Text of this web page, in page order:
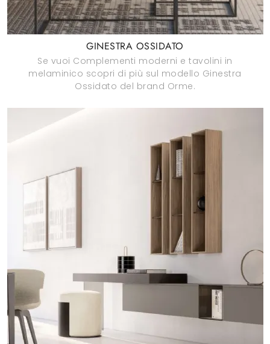
GINESTRA OSSIDATO
Se vuoi Complementi moderni e tavolini in
melaminico scopri di più sul modello Ginestra
Ossidato del brand Orme.